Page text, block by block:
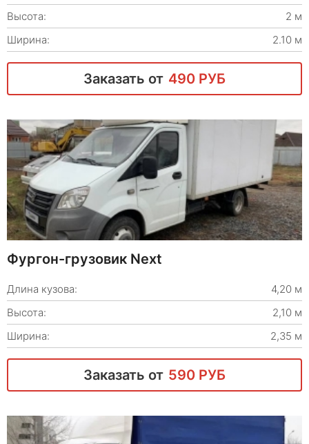
Высота:
2 м
Ширина:
2.10 м
Заказать от 490 РУБ
Фургон-грузовик Next
Длина кузова:
4,20 м
Высота:
2,10 м
Ширина:
2,35 м
Заказать от 590 РУБ